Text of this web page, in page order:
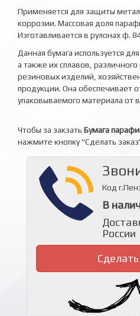
Применяется для защиты
коррозии. Массовая доля
Изготавливается в рулонах ф.
Данная бумага используется
а также их сплавов,
резиновых изделий,
продукции. Она обеспечивает
упаковываемого материала от
Чтобы за закзать Бумага
нажмите кнопку "Сделать
Код
В
России
Сделать